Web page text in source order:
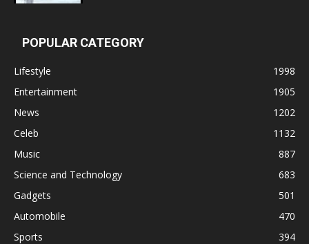
POPULAR CATEGORY
Lifestyle
1998
Entertainment
1905
News
1202
Celeb
1132
Music
887
Science and Technology
683
Gadgets
501
Automobile
470
Sports
394